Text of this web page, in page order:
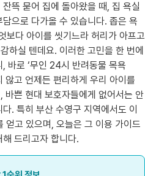
뜩 묻어 집에 돌아왔을 때, 집 욕실
으로 다가올 수 있습니다. 좁은 욕
보다 아이를 씻기느라 허리가 아프고
하실 텐데요. 이러한 고민을 한 번에
바로 ‘무인 24시 반려동물 목욕
않고 언제든 편리하게 우리 아이를
바쁜 현대 보호자들에게 없어서는 안
. 특히 부산 수영구 지역에서도 이
얻고 있으며, 오늘은 그 이용 가이드
드리고자 합니다.